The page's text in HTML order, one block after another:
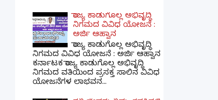
ರಾಜ್ಯ ಕಾಡುಗೊಲ್ಲ ಅಭಿವೃದ್ಧಿ
ನಿಗಮದ ವಿವಿಧ ಯೋಜನೆ :
ಅರ್ಜಿ ಆಹ್ವಾನ
ರಾಜ್ಯ ಕಾಡುಗೊಲ್ಲ ಅಭಿವೃದ್ಧಿ
ನಿಗಮದ ವಿವಿಧ ಯೋಜನೆ : ಅರ್ಜಿ ಆಹ್ವಾನ
ಕರ್ನಾಟಕ ರಾಜ್ಯ ಕಾಡುಗೊಲ್ಲ ಅಭಿವೃದ್ಧಿ
ನಿಗಮದ ವತಿಯಿಂದ ಪ್ರಸಕ್ತ ಸಾಲಿನ ವಿವಿಧ
ಯೋಜನೆಗಳ ಲಾಭವನ...